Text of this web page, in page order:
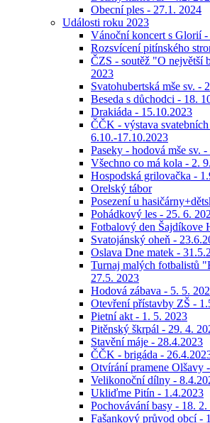
Obecní ples - 27.1. 2024
Události roku 2023
Vánoční koncert s Glorií -
Rozsvícení pitínského
ČZS - soutěž "O největší
2023
Svatohubertská mše sv. -
Beseda s důchodci - 18.
Drakiáda - 15.10.2023
ČČK - výstava
6.10.-17.10.2023
Paseky - hodová mše sv.
Všechno co má kola - 2.
Hospodská grilovačka -
Orelský tábor
Posezení u
Pohádkový les - 25. 6.
Fotbalový den Šajdíkove
Svatojánský oheň -
Oslava Dne matek -
Turnaj malých fotbalistů
27.5. 2023
Hodová zábava - 5. 5.
Otevření přístavby ZŠ -
Pietní akt - 1. 5. 2023
Pitěnský škrpál - 29. 4.
Stavění máje - 28.4.2023
ČČK - brigáda -
Otvírání pramene Olšavy
Velikonoční dílny -
Ukliďme Pitín - 1.4.2023
Pochovávání basy - 18. 2.
Fašankový průvod obcí -